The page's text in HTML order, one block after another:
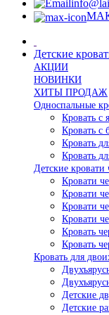
Детские
АКЦИИ
НОВИНКИ
ХИТЫ ПРОДАЖ
Односпальные
Кровать с
Кровать с
Кровать
Кровать
Детские кровати
Кровати
Кровати
Кровати
Кровати
Кровать
Кровать
Кровать для
Детские
Детские